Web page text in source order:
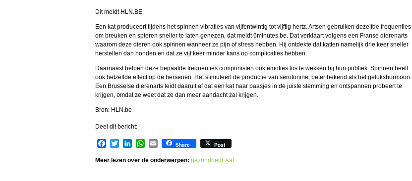
Dit meldt HLN.BE
Een kat produceert tijdens het spinnen vibraties van vijfentwintig tot vijftig hertz. Artsen gebruiken dezelfde frequenties
om breuken en spieren sneller te laten genezen, dat meldt 6minutes.be. Dat verklaart volgens een Franse dierenarts
waarom deze dieren ook spinnen wanneer ze pijn of stress hebben. Hij ontdekte dat katten namelijk drie keer sneller
herstellen dan honden en dat ze vijf keer minder kans op complicaties hebben.
Daarnaast helpen deze bepaalde frequenties componisten ook emoties los te wekken bij hun publiek. Spinnen heeft
ook hetzelfde effect op de hersenen. Het stimuleert de productie van serotonine, beter bekend als het gelukshormoon.
Een Brusselse dierenarts leidt daaruit af dat een kat haar baasjes in de juiste stemming en ontspannen probeert te
krijgen, omdat ze weet dat ze dan meer aandacht zal krijgen.
Bron: HLN.be
Deel dit bericht:
Facebook
TwitterLinkedInWhatsApp
EmailShare Post
Meer lezen over de onderwerpen: gezondheid , kat